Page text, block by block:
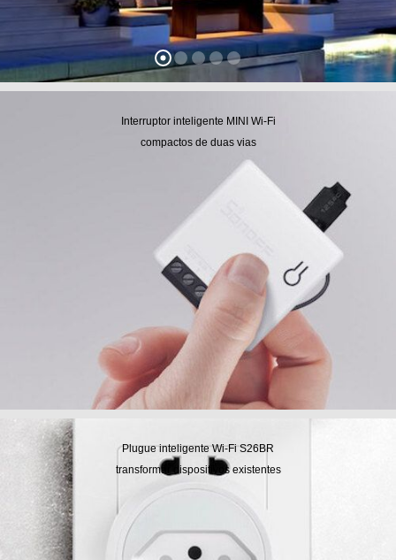
Interruptor inteligente MINI Wi-Fi
compactos de duas vias
Plugue inteligente Wi-Fi S26BR
transformar dispositivos existentes